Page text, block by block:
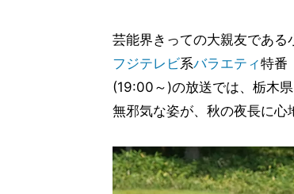
芸能界きっての大親友であ
フジテレビ系バラエティ特番
(19:00～)の放送では、栃木
無邪気な姿が、秋の夜長に心